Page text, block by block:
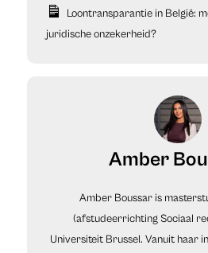
Loontransparantie in België:
juridische onzekerheid?
Amber
Amber Boussar is
(afstudeerrichting Sociaal
Universiteit Brussel. Vanuit haar